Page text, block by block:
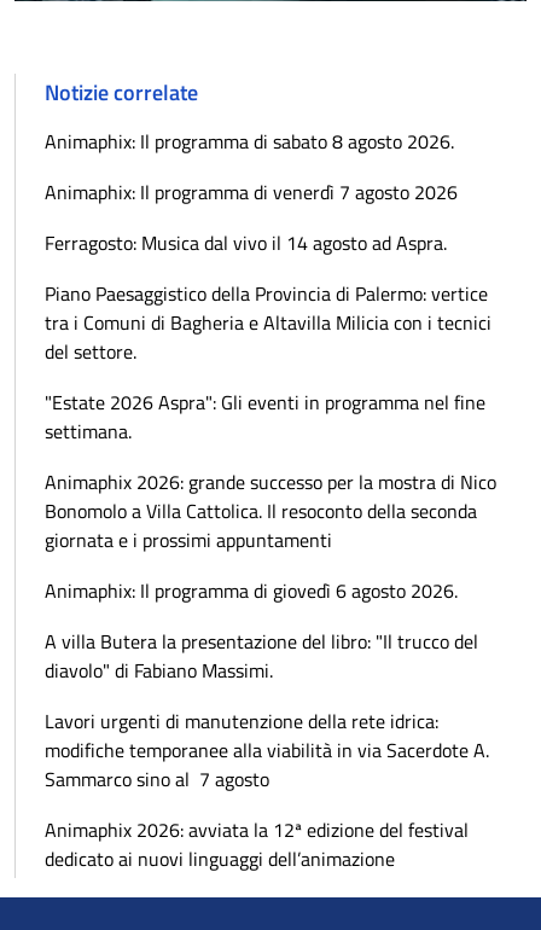
Notizie correlate
Animaphix: Il programma di sabato 8 agosto 2026.
Animaphix: Il programma di venerdì 7 agosto 2026
Ferragosto: Musica dal vivo il 14 agosto ad Aspra.
Piano Paesaggistico della Provincia di Palermo: vertice
tra i Comuni di Bagheria e Altavilla Milicia con i tecnici
del settore.
"Estate 2026 Aspra": Gli eventi in programma nel fine
settimana.
Animaphix 2026: grande successo per la mostra di Nico
Bonomolo a Villa Cattolica. Il resoconto della seconda
giornata e i prossimi appuntamenti
Animaphix: Il programma di giovedì 6 agosto 2026.
A villa Butera la presentazione del libro: "Il trucco del
diavolo" di Fabiano Massimi.
Lavori urgenti di manutenzione della rete idrica:
modifiche temporanee alla viabilità in via Sacerdote A.
Sammarco sino al 7 agosto
Animaphix 2026: avviata la 12ª edizione del festival
dedicato ai nuovi linguaggi dell’animazione